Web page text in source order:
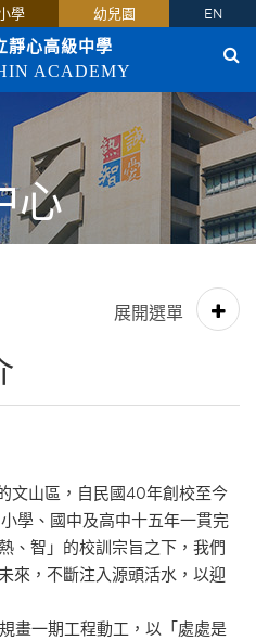
學 幼兒園 EN
靜心高級中學
ACADEMY
心
山區，自民國40年創校至今
學、國中及高中十五年一貫完
、智」的校訓宗旨之下，我們
來，不斷注入源頭活水，以迎
一期工程動工，以「處處是